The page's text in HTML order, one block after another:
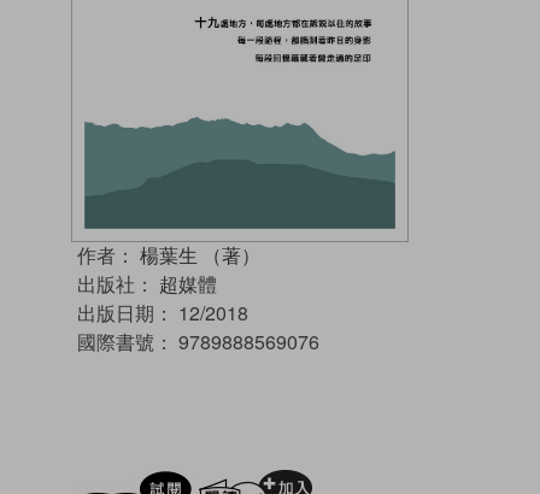
作者： 楊葉生 （著）
出版社： 超媒體
出版日期： 12/2018
國際書號： 9789888569076
試閲